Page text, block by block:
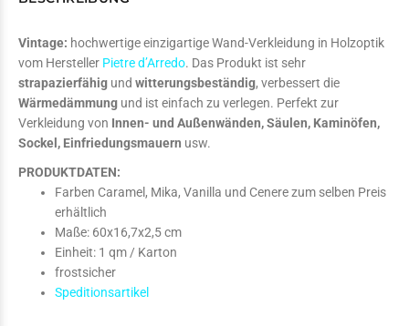
Vintage: hochwertige einzigartige Wand-Verkleidung in Holzoptik
vom Hersteller Pietre d’Arredo. Das Produkt ist sehr
strapazierfähig und witterungsbeständig, verbessert die
Wärmedämmung und ist einfach zu verlegen. Perfekt zur
Verkleidung von Innen- und Außenwänden, Säulen, Kaminöfen,
Sockel, Einfriedungsmauern usw.
PRODUKTDATEN:
Farben Caramel, Mika, Vanilla und Cenere zum selben Preis
erhältlich
Maße: 60x16,7x2,5 cm
Einheit: 1 qm / Karton
frostsicher
Speditionsartikel